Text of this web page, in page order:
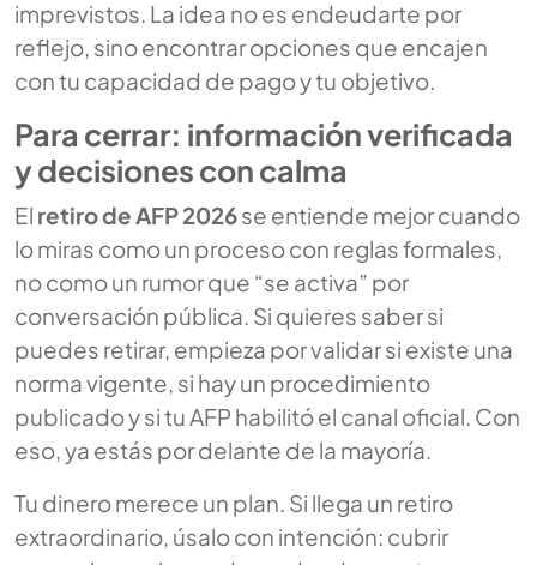
imprevistos. La idea no es endeudarte por
reflejo, sino encontrar opciones que encajen
con tu capacidad de pago y tu objetivo.
Para cerrar: información verificada
y decisiones con calma
El retiro de AFP 2026se entiende mejor cuando
lo miras como un proceso con reglas formales,
no como un rumor que “se activa” por
conversación pública. Si quieres saber si
puedes retirar, empieza por validar si existe una
norma vigente, si hay un procedimiento
publicado y si tu AFP habilitó el canal oficial. Con
eso, ya estás por delante de la mayoría.
Tu dinero merece un plan. Si llega un retiro
extraordinario, úsalo con intención: cubrir